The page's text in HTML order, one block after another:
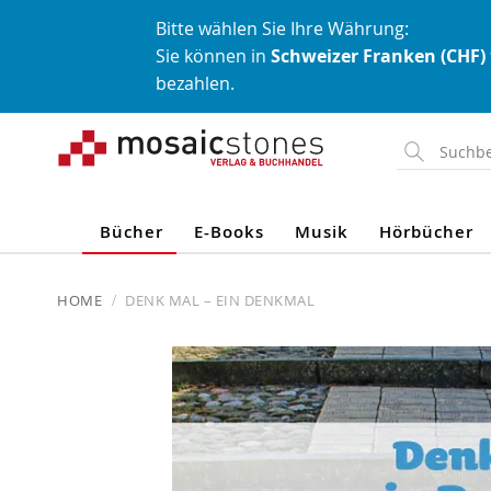
Bitte wählen Sie Ihre Währung:
Sie können in Schweizer Franken (CHF)
bezahlen.
Direkt
zum
Bücher E-Books Musik Hörbücher
HOME DENK MAL – EIN DENKMAL